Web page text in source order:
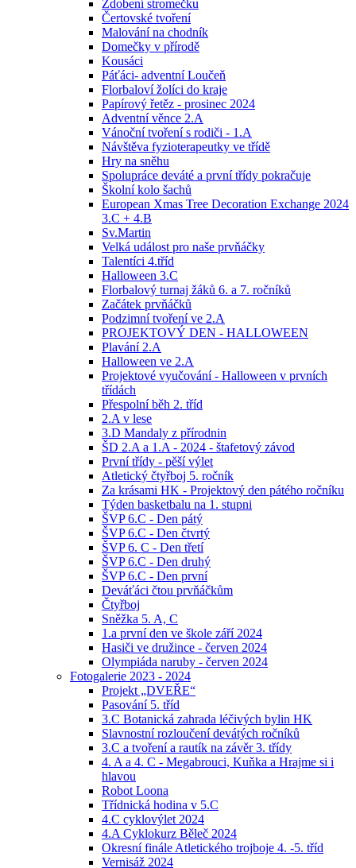
Zdobení stromečku
Čertovské tvoření
Malování na chodník
Domečky v přírodě
Kousáci
Páťáci- adventní Loučeň
Florbaloví žolíci do kraje
Papírový řetěz - prosinec 2024
Adventní věnce 2.A
Vánoční tvoření s rodiči - 1.A
Návštěva fyzioterapeutky ve třídě
Hry na sněhu
Spolupráce deváté a první třídy pokračuje
Školní kolo šachů
European Xmas Tree Decoration Exchange 2024
3.C + 4.B
Sv.Martin
Velká událost pro naše prvňáčky
Talentíci 4.tříd
Halloween 3.C
Florbalový turnaj žáků 6. a 7. ročníků
Začátek prvňáčků
Podzimní tvoření ve 2.A
PROJEKTOVÝ DEN - HALLOWEEN
Plavání 2.A
Halloween ve 2.A
Projektové vyučování - Halloween v prvních
třídách
Přespolní běh 2. tříd
2.A v lese
3.D Mandaly z přírodnin
ŠD 2.A a 1.A - 2024 - štafetový závod
První třídy - pěší výlet
Atletický čtyřboj 5. ročník
Za krásami HK - Projektový den pátého ročníku
Týden basketbalu na 1. stupni
ŠVP 6.C - Den pátý
ŠVP 6.C - Den čtvrtý
ŠVP 6. C - Den třetí
ŠVP 6.C - Den druhý
ŠVP 6.C - Den první
Deváťáci čtou prvňáčkům
Čtyřboj
Sněžka 5. A, C
1.a první den ve škole září 2024
Hasiči ve družince - červen 2024
Olympiáda naruby - červen 2024
Fotogalerie 2023 - 2024
Projekt „DVEŘE“
Pasování 5. tříd
3.C Botanická zahrada léčivých bylin HK
Slavnostní rozloučení devátých ročníků
3.C a tvoření a rautík na závěr 3. třídy
4. A a 4. C - Megabrouci, Kuňka a Hrajme si i
hlavou
Robot Loona
Třídnická hodina v 5.C
4.C cyklovýlet 2024
4.A Cyklokurz Běleč 2024
Okresní finále Atletického trojboje 4. -5. tříd
Vernisáž 2024